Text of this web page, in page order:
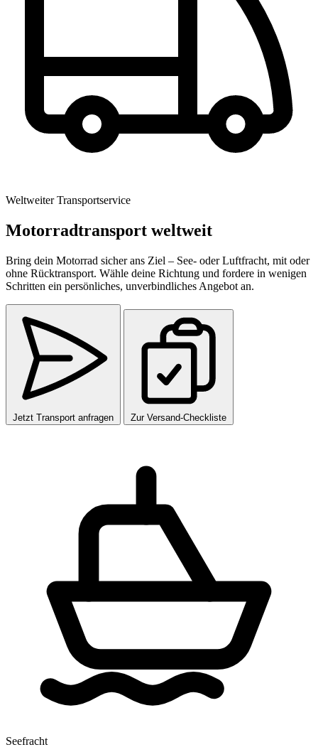
Weltweiter Transportservice
Motorradtransport weltweit
Bring dein Motorrad sicher ans Ziel – See- oder Luftfracht, mit oder
ohne Rücktransport. Wähle deine Richtung und fordere in wenigen
Schritten ein persönliches, unverbindliches Angebot an.
Jetzt Transport anfragen Zur Versand-Checkliste
Seefracht